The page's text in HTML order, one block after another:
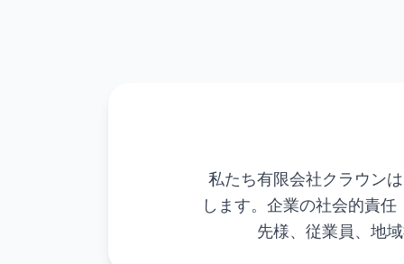
私たち有限会社クラウン
します。企業の社会的責
先様、従業員、地